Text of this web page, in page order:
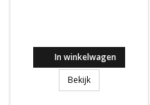
In winkelwagen
BekijkBabolat